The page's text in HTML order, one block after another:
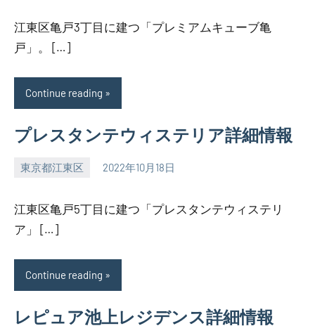
江東区亀戸3丁目に建つ「プレミアムキューブ亀
戸」。 […]
Continue reading
プレスタンテウィステリア詳細情報
東京都江東区 2022年10月18日
SEZIMO
江東区亀戸5丁目に建つ「プレスタンテウィステリ
ア」 […]
Continue reading
レピュア池上レジデンス詳細情報